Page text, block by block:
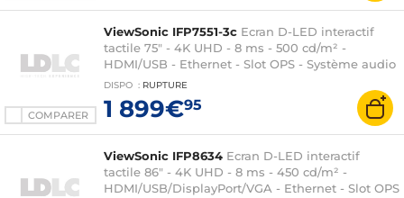
COMPARER
ViewSonic IFP7551-3c Ecran D-LED interactif
tactile 75" - 4K UHD - 8 ms - 500 cd/m² -
HDMI/USB - Ethernet - Slot OPS - Système audio
2.1 - Stylets inclus - Android 14 certifiée EDLA
DISPO : RUPTURE
1 899€95
ViewSonic IFP8634 Ecran D-LED interactif
tactile 86" - 4K UHD - 8 ms - 450 cd/m² -
HDMI/USB/DisplayPort/VGA - Ethernet - Slot OPS